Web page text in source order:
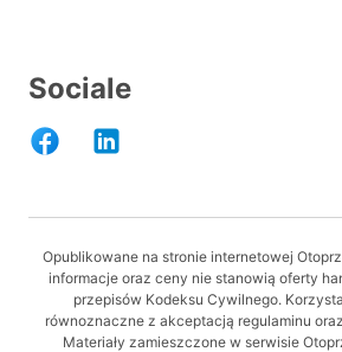
Sociale
Opublikowane na stronie internetowej
informacje oraz ceny nie stanowią oferty
przepisów Kodeksu Cywilnego.
równoznaczne z akceptacją regulaminu
Materiały zamieszczone w serwisie